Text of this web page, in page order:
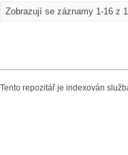
Zobrazují se záznamy 1-16 z
Tento repozitář je indexován